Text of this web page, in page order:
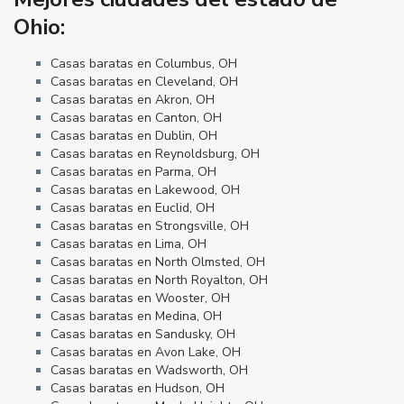
Ohio:
Casas baratas en Columbus, OH
Casas baratas en Cleveland, OH
Casas baratas en Akron, OH
Casas baratas en Canton, OH
Casas baratas en Dublin, OH
Casas baratas en Reynoldsburg, OH
Casas baratas en Parma, OH
Casas baratas en Lakewood, OH
Casas baratas en Euclid, OH
Casas baratas en Strongsville, OH
Casas baratas en Lima, OH
Casas baratas en North Olmsted, OH
Casas baratas en North Royalton, OH
Casas baratas en Wooster, OH
Casas baratas en Medina, OH
Casas baratas en Sandusky, OH
Casas baratas en Avon Lake, OH
Casas baratas en Wadsworth, OH
Casas baratas en Hudson, OH